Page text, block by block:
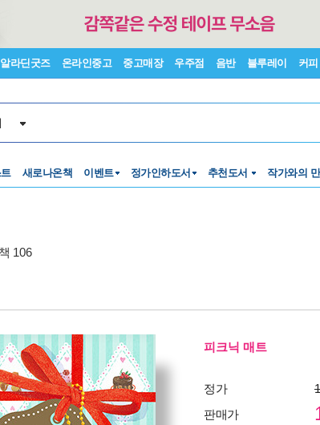
알라딘굿즈 온라인중고 중고매장 우주점 음반 블루레이 커피
새로나온책 이벤트 정가인하도서 추천도서 작가와의
106
피크닉 매트
정가
판매가